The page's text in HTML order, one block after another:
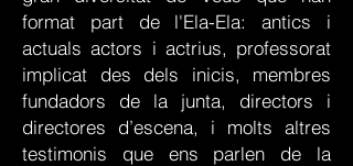
format part de l'Ela-Ela: antics i
actuals actors i actrius, professorat
implicat des dels inicis, membres
fundadors de la junta, directors i
directores d’escena, i molts altres
testimonis que ens parlen de la